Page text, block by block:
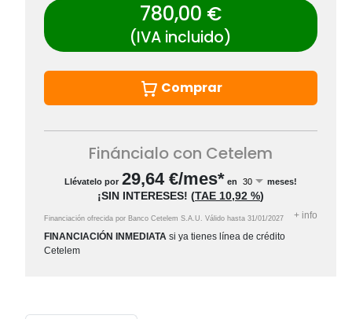
780,00 €
(IVA incluido)
Comprar
Fináncialo con Cetelem
Llévatelo por 29,64€/mes* en meses!
¡SIN INTERESES! (TAE 10,92 %)
Financiación ofrecida por Banco Cetelem S.A.U. Válido hasta 31/01/2027 + info
FINANCIACIÓN INMEDIATA si ya tienes línea de crédito
Cetelem